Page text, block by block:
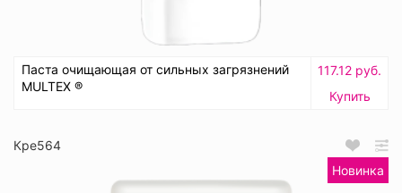
Паста очищающая от сильных загрязнений
MULTEX ®
117.12 руб.
Купить
Кре564
Новинка